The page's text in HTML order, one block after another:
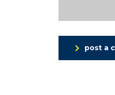
post a